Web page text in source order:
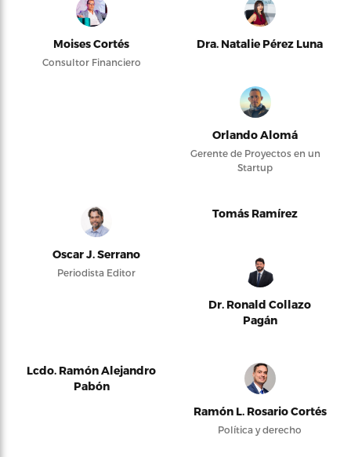
Moises Cortés
Consultor Financiero
Dra. Natalie Pérez Luna
Orlando Alomá
Gerente de Proyectos en un
Startup
Oscar J. Serrano
Periodista Editor
Tomás Ramírez
Dr. Ronald Collazo
Pagán
Lcdo. Ramón Alejandro
Pabón
Ramón L. Rosario Cortés
Política y derecho